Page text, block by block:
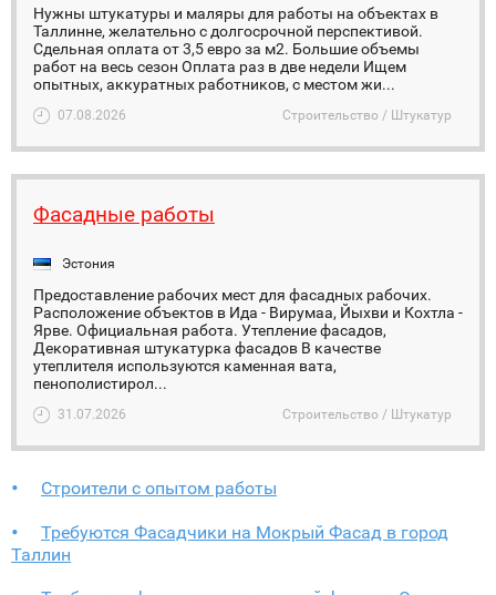
Нужны штукатуры и маляры для работы на объектах в
Таллинне, желательно с долгосрочной перспективой.
Сдельная оплата от 3,5 евро за м2. Большие объемы
работ на весь сезон Оплата раз в две недели Ищем
опытных, аккуратных работников, с местом жи...
07.08.2026 Строительство / Штукатур
Фасадные работы
Эстония
Предоставление рабочих мест для фасадных рабочих.
Расположение объектов в Ида - Вирумаа, Йыхви и Кохтла -
Ярве. Официальная работа. Утепление фасадов,
Декоративная штукатурка фасадов В качестве
утеплителя используются каменная вата,
пенополистирол...
31.07.2026 Строительство / Штукатур
Строители c опытом работы
Требуются Фасадчики на Мокрый Фасад в город
Таллин